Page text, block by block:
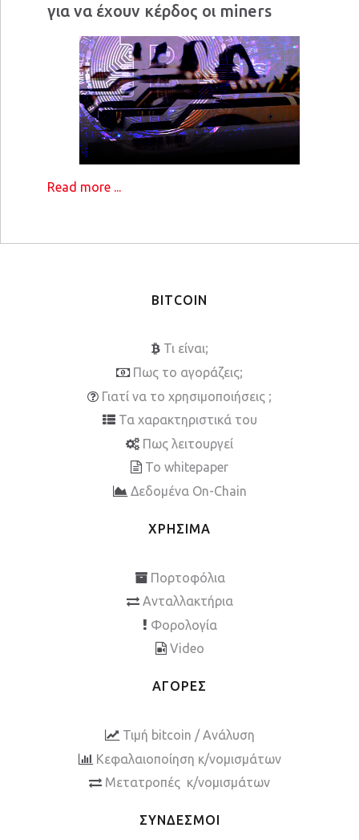
για να έχουν κέρδος οι miners
Read more ...
BITCOIN
Τι είναι;
Πως το αγοράζεις;
Γιατί να το χρησιμοποιήσεις ;
Τα χαρακτηριστικά του
Πως λειτουργεί
To whitepaper
Δεδομένα On-Chain
ΧΡΗΣΙΜΑ
Πορτοφόλια
Ανταλλακτήρια
Φορολογία
Video
ΑΓΟΡΕΣ
Τιμή bitcoin / Ανάλυση
Κεφαλαιοποίηση κ/νομισμάτων
Μετατροπές κ/νομισμάτων
ΣΥΝΔΕΣΜΟΙ